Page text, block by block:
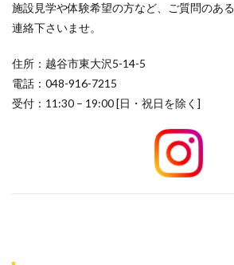
施設見学や体験希望の方など、ご質問のあ
連絡下さいませ。
住所：越谷市東大沢5-14-5
電話：048-916-7215
受付：11:30 – 19:00 [日・祝日を除く]